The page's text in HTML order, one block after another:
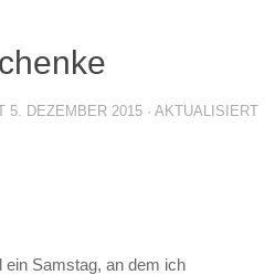
5. DEZEMBER 2015 · AKTUALISIERT
Samstag, an dem ich